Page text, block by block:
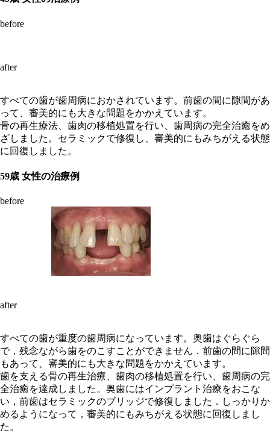
before
after
すべての歯が歯周病におかされています。前歯の間に隙間があ
って、審美的にも大きな問題をかかえています。
骨の再生療法、歯肉の移植処置を行い、歯周病の完全治癒をめ
ざしました。セラミックで修復し、審美的にもみちがえる状態
に回復しました。
59歳 女性の治療例
before
after
すべての歯が重度の歯周病になっています。奥歯はぐらぐら
で，残念ながら歯をのこすことができません．前歯の間に隙間
もあって、審美的にも大きな問題をかかえています。
歯を支える骨の再生治療、歯肉の移植処置を行い、歯周病の完
全治癒を達成しました。奥歯にはインプラント治療をおこな
い，前歯はセラミックのブリッジで修復しました．しっかりか
めるようになって，審美的にもみちがえる状態に回復しまし
た。